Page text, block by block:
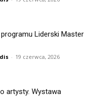
Liderski Master
- 19 czerwca, 2026
artysty. Wystawa